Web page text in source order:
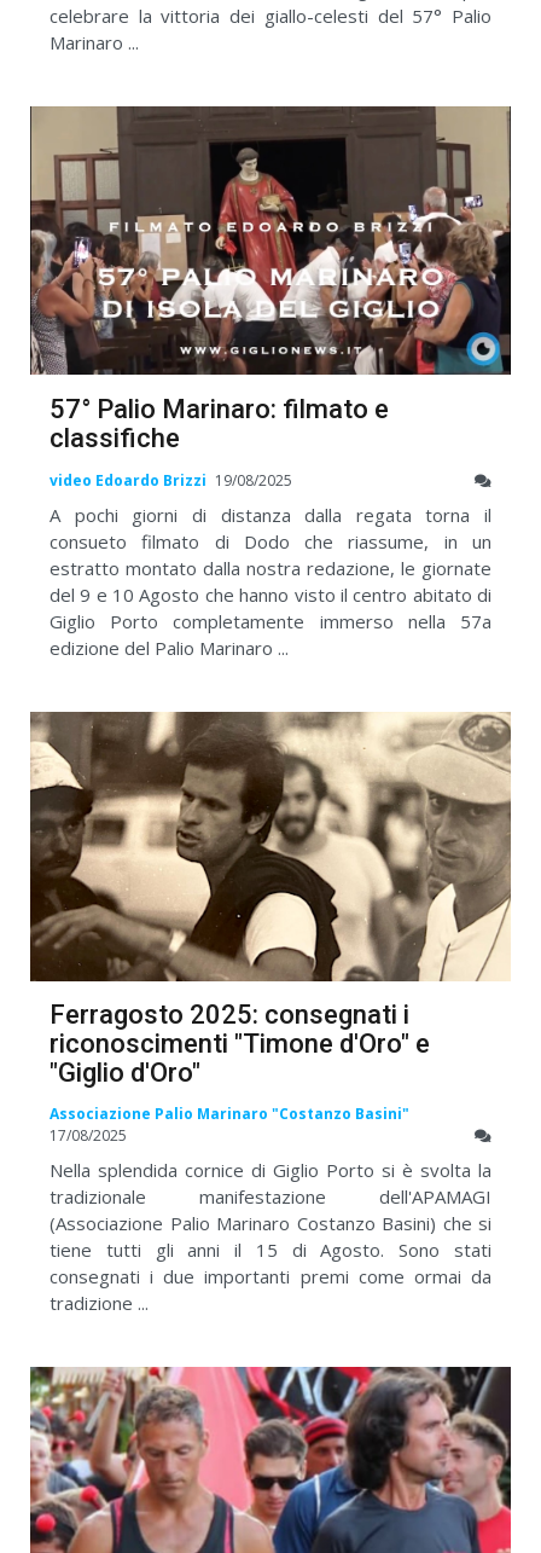
celebrare la vittoria dei giallo-celesti del 57° Palio
Marinaro ...
57° Palio Marinaro: filmato e
classifiche
video Edoardo Brizzi 19/08/2025
A pochi giorni di distanza dalla regata torna il
consueto filmato di Dodo che riassume, in un
estratto montato dalla nostra redazione, le giornate
del 9 e 10 Agosto che hanno visto il centro abitato di
Giglio Porto completamente immerso nella 57a
edizione del Palio Marinaro ...
Ferragosto 2025: consegnati i
riconoscimenti "Timone d'Oro" e
"Giglio d'Oro"
Associazione Palio Marinaro "Costanzo Basini"
17/08/2025
Nella splendida cornice di Giglio Porto si è svolta la
tradizionale manifestazione dell'APAMAGI
(Associazione Palio Marinaro Costanzo Basini) che si
tiene tutti gli anni il 15 di Agosto. Sono stati
consegnati i due importanti premi come ormai da
tradizione ...